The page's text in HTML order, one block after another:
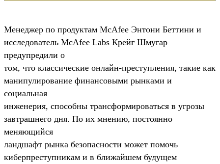
Менеджер по продуктам McAfee Энтони Беттини и
исследователь McAfee Labs Крейг Шмугар
предупредили о
том, что классические онлайн-преступления, такие как
манипулирование финансовыми рынками и
социальная
инженерия, способны трансформироваться в угрозы
завтрашнего дня. По их мнению, постоянно
меняющийся
ландшафт рынка безопасности может помочь
киберпреступникам и в ближайшем будущем